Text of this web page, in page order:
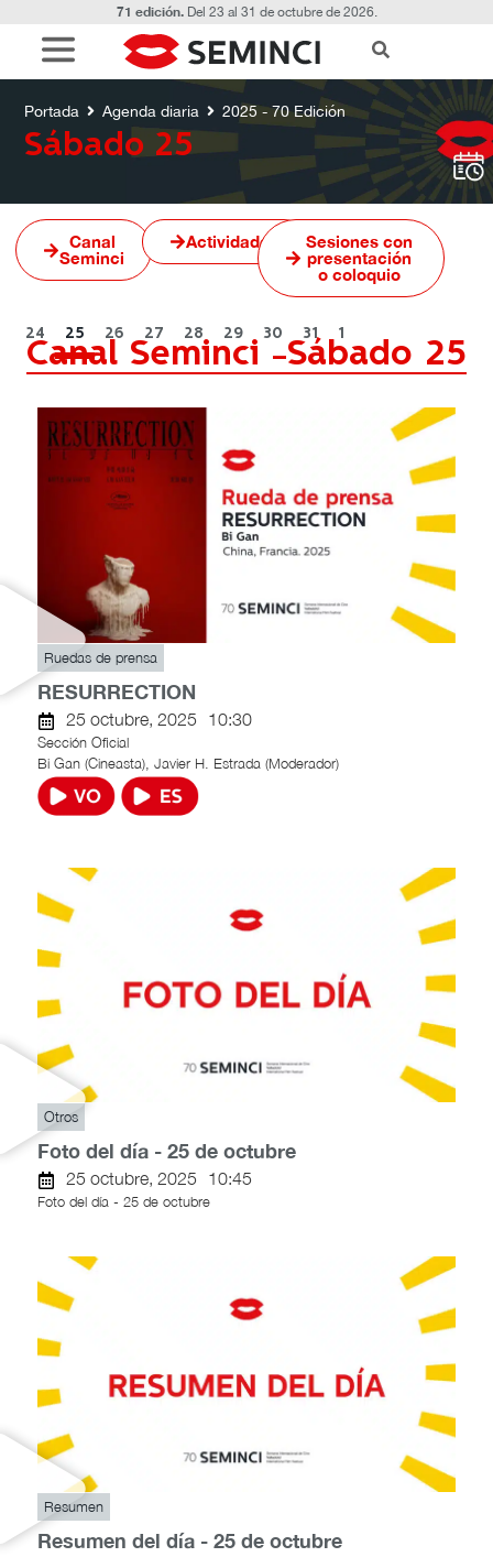
71 edición.Del 23 al 31 de octubre de 2026.
Portada Agenda diaria 2025 - 70 Edición
Sábado 25
Agenda diaria
2025 - 70 Edición
Canal
Seminci
Actividades
Sesiones con
presentación
o coloquio
24 25 26 27 28 29 30 31 1
Canal Seminci -Sábado 25
Ruedas de prensa
RESURRECTION
25 octubre, 2025 10:30
Sección Oficial
Bi Gan (Cineasta), Javier H. Estrada (Moderador)
Otros
Foto del día - 25 de octubre
25 octubre, 2025 10:45
Foto del día - 25 de octubre
Resumen
Resumen del día - 25 de octubre